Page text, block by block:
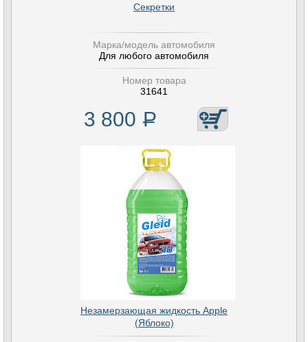
Секретки
Марка/модель автомобиля
Для любого автомобиля
Номер товара
31641
3 800 Р
Незамерзающая жидкость Apple
(Яблоко)